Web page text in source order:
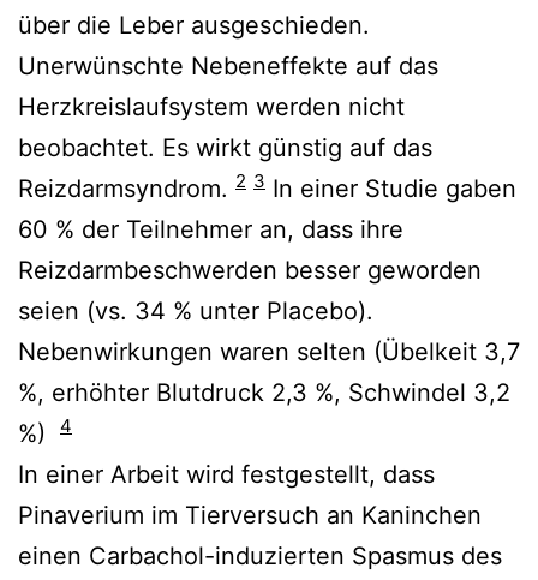
über die Leber ausgeschieden.
Unerwünschte Nebeneffekte auf das
Herzkreislaufsystem werden nicht
beobachtet. Es wirkt günstig auf das
Reizdarmsyndrom. 2 3 In einer Studie gaben
60 % der Teilnehmer an, dass ihre
Reizdarmbeschwerden besser geworden
seien (vs. 34 % unter Placebo).
Nebenwirkungen waren selten (Übelkeit 3,7
%, erhöhter Blutdruck 2,3 %, Schwindel 3,2
%)
4
In einer Arbeit wird festgestellt, dass
Pinaverium im Tierversuch an Kaninchen
einen Carbachol-induzierten Spasmus des